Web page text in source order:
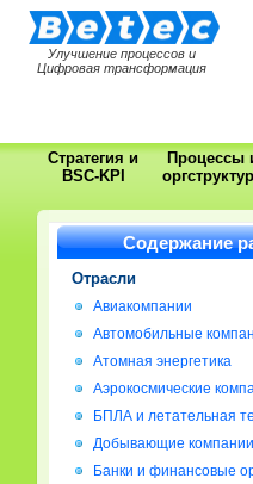
Улучшение процессов и
Цифровая трансформация
Стратегия и
BSC-KPI
Процессы
Содержание
Отрасли
Авиакомпании
Автомобильные
Атомная энергетика
Аэрокосмические
БПЛА и летательная
Добывающие компании
Банки и финансовые